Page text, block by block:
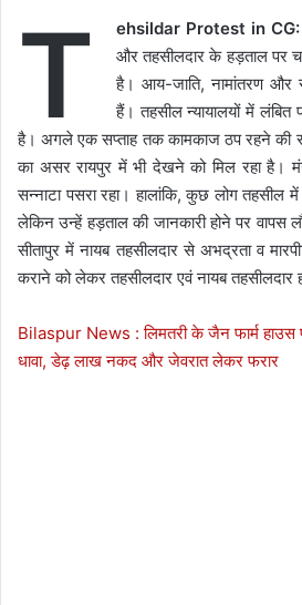
T ehsildar Protest in CG:
और तहसीलदार के हड़ताल पर
है। आय-जाति, नामांतरण
हैं। तहसील न्यायालयों में लंबित
है। अगले एक सप्ताह तक कामकाज ठप रहने की
का असर रायपुर में भी देखने को मिल रहा है।
सन्नाटा पसरा रहा। हालांकि, कुछ लोग
लेकिन उन्हें हड़ताल की जानकारी होने पर वापस
सीतापुर में नायब तहसीलदार से अभद्रता व
कराने को लेकर तहसीलदार एवं नायब तहसीलदार
Bilaspur News : लिमतरी के जैन फार्म हाउस
धावा, डेढ़ लाख नकद और जेवरात लेकर फरार